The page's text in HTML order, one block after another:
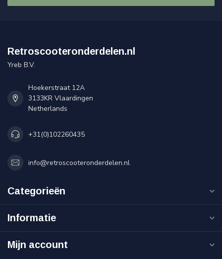
Retroscooteronderdelen.nl
Yreb B.V.
Hoekerstraat 12A
3133KR Vlaardingen
Netherlands
+31(0)102260435
info@retroscooteronderdelen.nl
Categorieën
Informatie
Mijn account